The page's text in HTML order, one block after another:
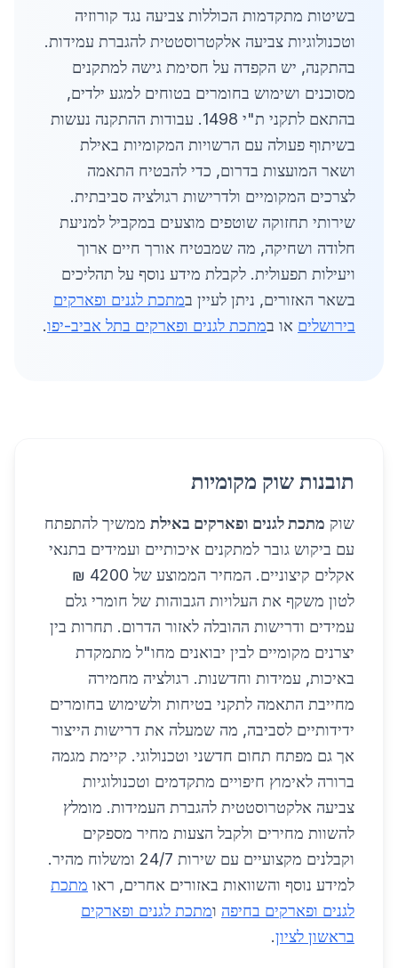
בשיטות מתקדמות הכוללות צביעה נגד קורוזיה
וטכנולוגיות צביעה אלקטרוסטטית להגברת עמידות.
בהתקנה, יש הקפדה על חסימת גישה למתקנים
מסוכנים ושימוש בחומרים בטוחים למגע ילדים,
בהתאם לתקני ת"י 1498. עבודות ההתקנה נעשות
בשיתוף פעולה עם הרשויות המקומיות באילת
ושאר המועצות בדרום, כדי להבטיח התאמה
לצרכים המקומיים ולדרישות רגולציה סביבתית.
שירותי תחזוקה שוטפים מוצעים במקביל למניעת
חלודה ושחיקה, מה שמבטיח אורך חיים ארוך
ויעילות תפעולית. לקבלת מידע נוסף על תהליכים
בשאר האזורים, ניתן לעיין במתכת לגנים ופארקים
בירושלים או במתכת לגנים ופארקים בתל אביב-יפו.
תובנות שוק מקומיות
שוק מתכת לגנים ופארקים באילת ממשיך להתפתח
עם ביקוש גובר למתקנים איכותיים ועמידים בתנאי
אקלים קיצוניים. המחיר הממוצע של 4200 ₪
לטון משקף את העלויות הגבוהות של חומרי גלם
עמידים ודרישות ההובלה לאזור הדרום. תחרות בין
יצרנים מקומיים לבין יבואנים מחו"ל מתמקדת
באיכות, עמידות וחדשנות. רגולציה מחמירה
מחייבת התאמה לתקני בטיחות ולשימוש בחומרים
ידידותיים לסביבה, מה שמעלה את דרישות הייצור
אך גם מפתח תחום חדשני וטכנולוגי. קיימת מגמה
ברורה לאימוץ חיפויים מתקדמים וטכנולוגיות
צביעה אלקטרוסטטית להגברת העמידות. מומלץ
להשוות מחירים ולקבל הצעות מחיר מספקים
וקבלנים מקצועיים עם שירות 24/7 ומשלוח מהיר.
למידע נוסף והשוואות באזורים אחרים, ראו מתכת
לגנים ופארקים בחיפה ומתכת לגנים ופארקים
בראשון לציון.